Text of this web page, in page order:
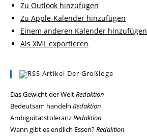
Zu Outlook hinzufügen
Zu Apple-Kalender hinzufügen
Einem anderen Kalender hinzufügen
Als XML exportieren
Artikel Der Großloge
Das Gewicht der WeltRedaktion
Bedeutsam handeln Redaktion
AmbiguitätstoleranzRedaktion
Wann gibt es endlich Essen?Redaktion